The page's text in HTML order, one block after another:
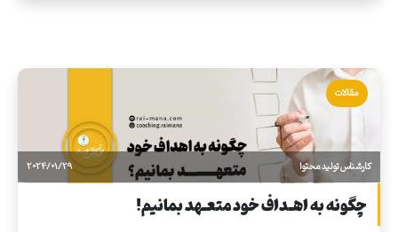
مقالات
کارشناس تولید محتوا 2024/01/29
چگونه به اهـداف‌ خود متعـهد بمانیم!